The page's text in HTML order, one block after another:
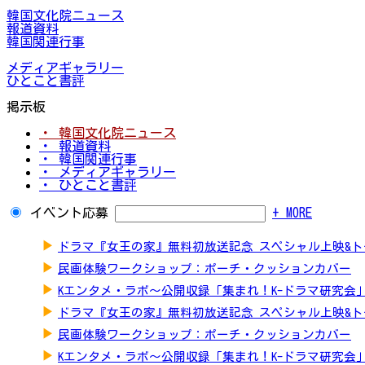
韓国文化院ニュース
報道資料
韓国関連行事
メディアギャラリー
ひとこと書評
掲示板
・ 韓国文化院ニュース
・ 報道資料
・ 韓国関連行事
・ メディアギャラリー
・ ひとこと書評
イベント応募 + MORE
▶ ドラマ『女王の家』無料初放送記念 スペシャル上映&
▶ 民画体験ワークショップ：ポーチ・クッションカバー
▶ Kエンタメ・ラボ～公開収録「集まれ！K-ドラマ研究会」
▶ ドラマ『女王の家』無料初放送記念 スペシャル上映&
▶ 民画体験ワークショップ：ポーチ・クッションカバー
▶ Kエンタメ・ラボ～公開収録「集まれ！K-ドラマ研究会」